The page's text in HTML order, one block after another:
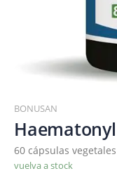
al
comienzo
de
la
galería
BONUSAN
Haematonyl
60 cápsulas vegetales
vuelva a stock